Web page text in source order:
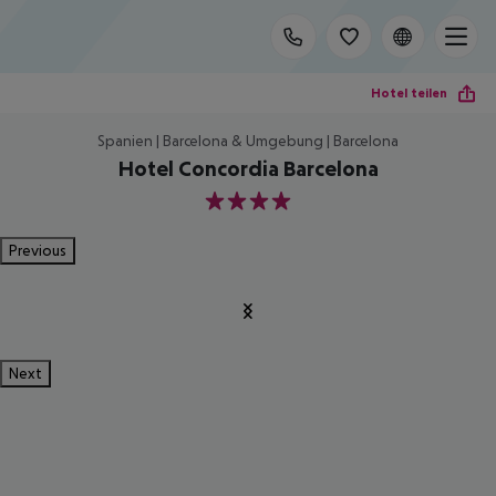
Hotel teilen
Spanien | Barcelona & Umgebung | Barcelona
Hotel Concordia Barcelona
4
Previous
Next